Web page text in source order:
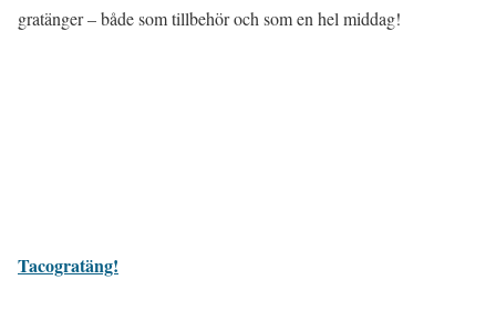
gratänger – både som tillbehör och som en hel middag!
Tacogratäng!